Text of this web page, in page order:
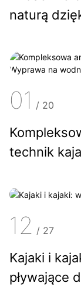
naturą
01 / 20
technik
12 / 27
Kajaki i
pływające